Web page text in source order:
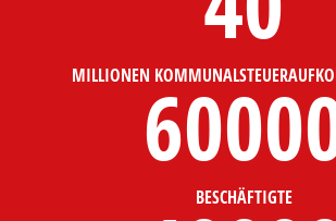
MILLIONEN
BESCHÄFTIGTE